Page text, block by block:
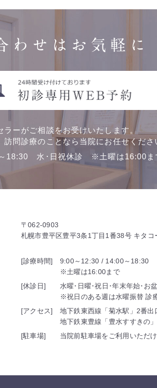
わせはお気軽に
ラーがご相談をお受けいたします。
訪問診療のことなら当院にお任せくださ
18:30 水･日祝休診 ※土曜は16:00ま
〒062-0903
札幌市豊平区豊平3条1丁目1番38号 キタ
[診療時間]
9:00～12:30 / 14:00～18:30
※土曜は16:00まで
[休診日]
水曜･日曜･祝日･年末年始･お
※祝日のある週は水曜振替 診
[アクセス]
地下鉄東西線「菊水駅」2番出
地下鉄東豊線「豊水すすきの
[駐車場]
当院前駐車場をご利用いただ